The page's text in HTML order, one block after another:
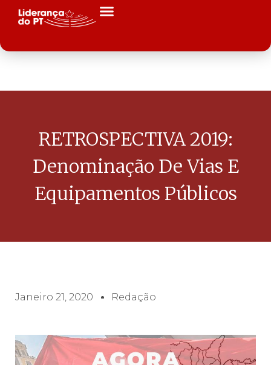
RETROSPECTIVA 2019:
Denominação De Vias E
Equipamentos Públicos
Janeiro 21, 2020 Redação